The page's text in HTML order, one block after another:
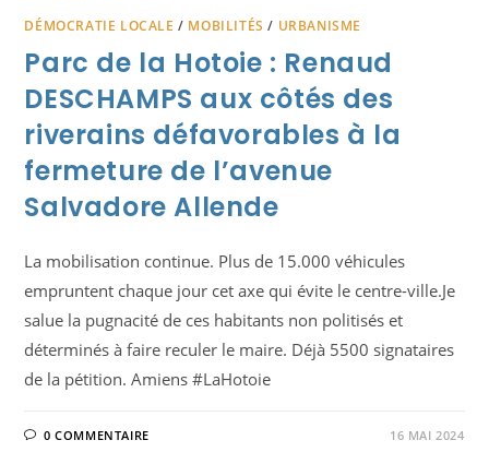
DÉMOCRATIE LOCALE / MOBILITÉS / URBANISME
Parc de la Hotoie : Renaud
DESCHAMPS aux côtés des
riverains défavorables à la
fermeture de l’avenue
Salvadore Allende
La mobilisation continue. Plus de 15.000 véhicules
empruntent chaque jour cet axe qui évite le centre-ville.Je
salue la pugnacité de ces habitants non politisés et
déterminés à faire reculer le maire. Déjà 5500 signataires
de la pétition. Amiens #LaHotoie
0 COMMENTAIRE 16 MAI 2024